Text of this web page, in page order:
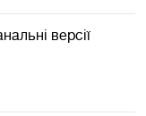
версії